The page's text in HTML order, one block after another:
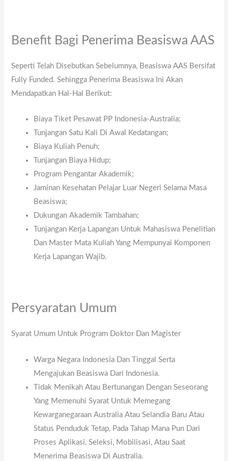
Benefit Bagi Penerima Beasiswa AAS
Seperti Telah Disebutkan Sebelumnya, Beasiswa AAS Bersifat
Fully Funded. Sehingga Penerima Beasiswa Ini Akan
Mendapatkan Hal-Hal Berikut:
Biaya Tiket Pesawat PP Indonesia-Australia;
Tunjangan Satu Kali Di Awal Kedatangan;
Biaya Kuliah Penuh;
Tunjangan Biaya Hidup;
Program Pengantar Akademik;
Jaminan Kesehatan Pelajar Luar Negeri Selama Masa
Beasiswa;
Dukungan Akademik Tambahan;
Tunjangan Kerja Lapangan Untuk Mahasiswa Penelitian
Dan Master Mata Kuliah Yang Mempunyai Komponen
Kerja Lapangan Wajib.
Persyaratan Umum
Syarat Umum Untuk Program Doktor Dan Magister
Warga Negara Indonesia Dan Tinggal Serta
Mengajukan Beasiswa Dari Indonesia.
Tidak Menikah Atau Bertunangan Dengan Seseorang
Yang Memenuhi Syarat Untuk Memegang
Kewarganegaraan Australia Atau Selandia Baru Atau
Status Penduduk Tetap, Pada Tahap Mana Pun Dari
Proses Aplikasi, Seleksi, Mobilisasi, Atau Saat
Menerima Beasiswa Di Australia.